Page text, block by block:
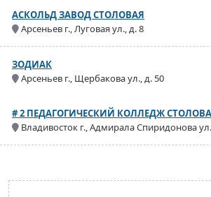
АСКОЛЬД ЗАВОД СТОЛОВАЯ
Арсеньев г., Луговая ул., д. 8
ЗОДИАК
Арсеньев г., Щербакова ул., д. 50
# 2 ПЕДАГОГИЧЕСКИЙ КОЛЛЕДЖ
Владивосток г., Адмирала Спиридонова